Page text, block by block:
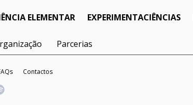
ELEMENTAR EXPERIMENTACIÊNCIAS
Parcerias
Contactos